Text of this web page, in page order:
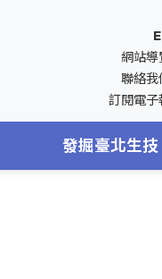
網站導
聯絡我
訂閱電子
發掘臺北生技